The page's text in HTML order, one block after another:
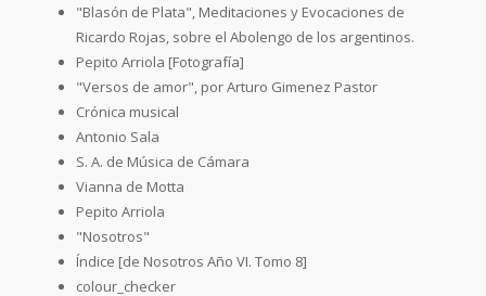
"Blasón de Plata", Meditaciones y Evocaciones de
Ricardo Rojas, sobre el Abolengo de los argentinos.
Pepito Arriola [Fotografía]
"Versos de amor", por Arturo Gimenez Pastor
Crónica musical
Antonio Sala
S. A. de Música de Cámara
Vianna de Motta
Pepito Arriola
"Nosotros"
Índice [de Nosotros Año VI. Tomo 8]
colour_checker